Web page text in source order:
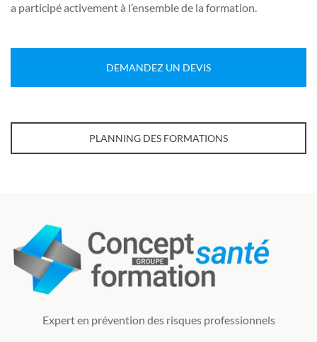
a participé activement à l’ensemble de la formation.
DEMANDEZ UN DEVIS
PLANNING DES FORMATIONS
Expert en prévention des risques professionnels